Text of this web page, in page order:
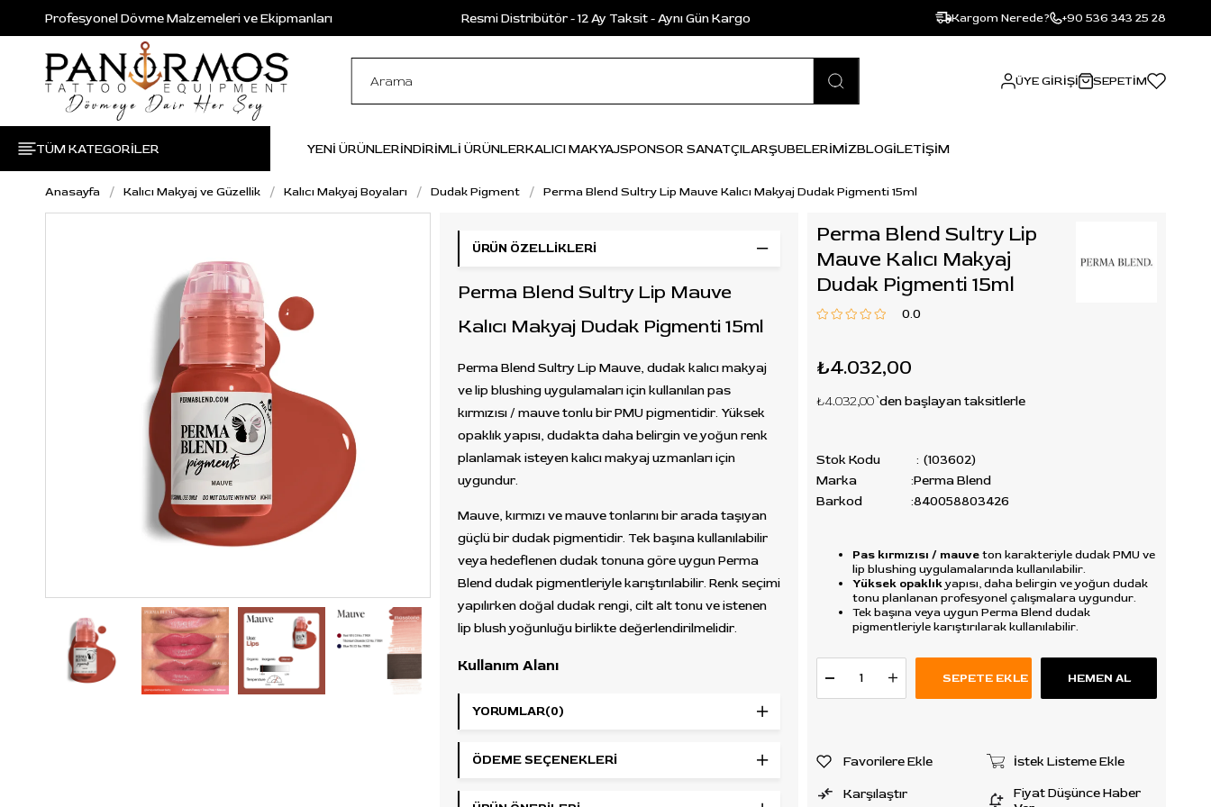
Profesyonel Dövme Malzemeleri ve Ekipmanları Resmi Distribütör - 12 Ay Taksit - Aynı Gün Kargo Kargom Nerede? +90 536 343 25 28
ÜYE GIRIŞI SEPETIM
TÜM KATEGORİLER YENİ ÜRÜNLERİNDİRİMLİ ÜRÜNLERKALICI MAKYAJSPONSOR SANATÇILARŞUBELERİMİZBLOGİLETİŞİM
Anasayfa Kalıcı Makyaj ve Güzellik Kalıcı Makyaj Boyaları Dudak Pigment Perma Blend Sultry Lip Mauve Kalıcı Makyaj Dudak Pigmenti 15ml
ÜRÜN ÖZELLIKLERI
Perma Blend Sultry Lip Mauve
Kalıcı Makyaj Dudak Pigmenti 15ml
Perma Blend Sultry Lip Mauve, dudak kalıcı makyaj
ve lip blushing uygulamaları için kullanılan pas
kırmızısı / mauve tonlu bir PMU pigmentidir. Yüksek
opaklık yapısı, dudakta daha belirgin ve yoğun renk
planlamak isteyen kalıcı makyaj uzmanları için
uygundur.
Mauve, kırmızı ve mauve tonlarını bir arada taşıyan
güçlü bir dudak pigmentidir. Tek başına kullanılabilir
veya hedeflenen dudak tonuna göre uygun Perma
Blend dudak pigmentleriyle karıştırılabilir. Renk seçimi
yapılırken doğal dudak rengi, cilt alt tonu ve istenen
lip blush yoğunluğu birlikte değerlendirilmelidir.
Kullanım Alanı
Dudak pigmentasyonu, lip blushing ve profesyonel
kırmızı etkili ve yoğun dudak tonu planlanan
çalışmalarda tercih edilebilir.
YORUMLAR(0)
ÖDEME SEÇENEKLERI
Perma Blend Sultry Lip
Mauve Kalıcı Makyaj
Dudak Pigmenti 15ml
0.0
₺4.032,00
₺4.032,00`den başlayan taksitlerle
Stok Kodu
(103602)
Marka
:Perma Blend
Barkod
:840058803426
Pas kırmızısı / mauveton karakteriyle dudak PMU ve
lip blushing uygulamalarında kullanılabilir.
Yüksek opaklıkyapısı, daha belirgin ve yoğun dudak
tonu planlanan profesyonel çalışmalara uygundur.
Tek başına veya uygun Perma Blend dudak
pigmentleriyle karıştırılarak kullanılabilir.
Favorilere Ekle İstek Listeme Ekle
Karşılaştır
Fiyat Düşünce Haber